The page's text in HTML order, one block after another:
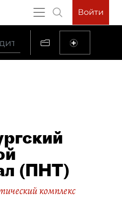
Войти
(ПНТ)
комплекс